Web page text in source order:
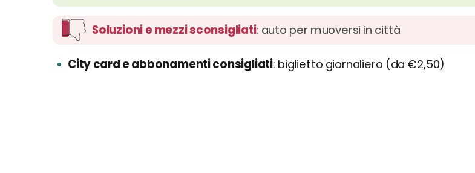
Soluzioni e mezzi sconsigliati: auto per muoversi in città
City card e abbonamenti consigliati biglietto giornaliero (da €2,50)